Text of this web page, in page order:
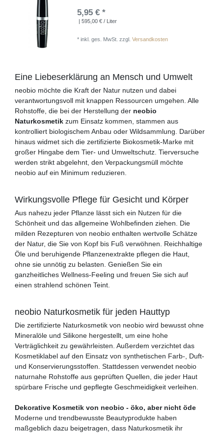
5,95 € *
| 595,00 € / Liter
*inkl. ges. MwSt. zzgl.Versandkosten
Eine Liebeserklärung an Mensch und Umwelt
neobio möchte die Kraft der Natur nutzen und dabei
verantwortungsvoll mit knappen Ressourcen umgehen. Alle
Rohstoffe, die bei der Herstellung der neobio
Naturkosmetik zum Einsatz kommen, stammen aus
kontrolliert biologischem Anbau oder Wildsammlung. Darüber
hinaus widmet sich die zertifizierte Biokosmetik-Marke mit
großer Hingabe dem Tier- und Umweltschutz. Tierversuche
werden strikt abgelehnt, den Verpackungsmüll möchte
neobio auf ein Minimum reduzieren.
Wirkungsvolle Pflege für Gesicht und Körper
Aus nahezu jeder Pflanze lässt sich ein Nutzen für die
Schönheit und das allgemeine Wohlbefinden ziehen. Die
milden Rezepturen von neobio enthalten wertvolle Schätze
der Natur, die Sie von Kopf bis Fuß verwöhnen. Reichhaltige
Öle und beruhigende Pflanzenextrakte pflegen die Haut,
ohne sie unnötig zu belasten. Genießen Sie ein
ganzheitliches Wellness-Feeling und freuen Sie sich auf
einen strahlend schönen Teint.
neobio Naturkosmetik für jeden Hauttyp
Die zertifizierte Naturkosmetik von neobio wird bewusst ohne
Mineralöle und Silikone hergestellt, um eine hohe
Verträglichkeit zu gewährleisten. Außerdem verzichtet das
Kosmetiklabel auf den Einsatz von synthetischen Farb-, Duft-
und Konservierungsstoffen. Stattdessen verwendet neobio
naturnahe Rohstoffe aus geprüften Quellen, die jeder Haut
spürbare Frische und gepflegte Geschmeidigkeit verleihen.
Dekorative Kosmetik von neobio - öko, aber nicht öde
Moderne und trendbewusste Beautyprodukte haben
maßgeblich dazu beigetragen, dass Naturkosmetik ihr